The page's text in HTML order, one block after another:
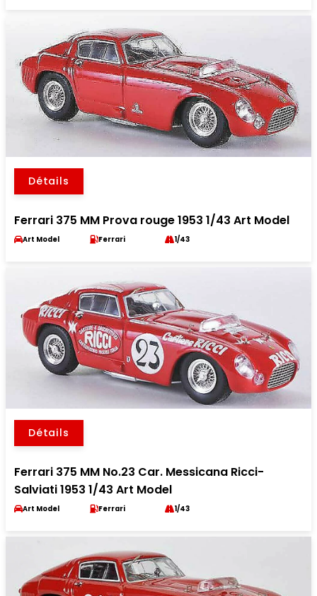
Détails
Ferrari 375 MM Prova rouge 1953 1/43 Art Model
Art Model Ferrari 1/43
Détails
Ferrari 375 MM No.23 Car. Messicana Ricci-
Salviati 1953 1/43 Art Model
Art Model Ferrari 1/43